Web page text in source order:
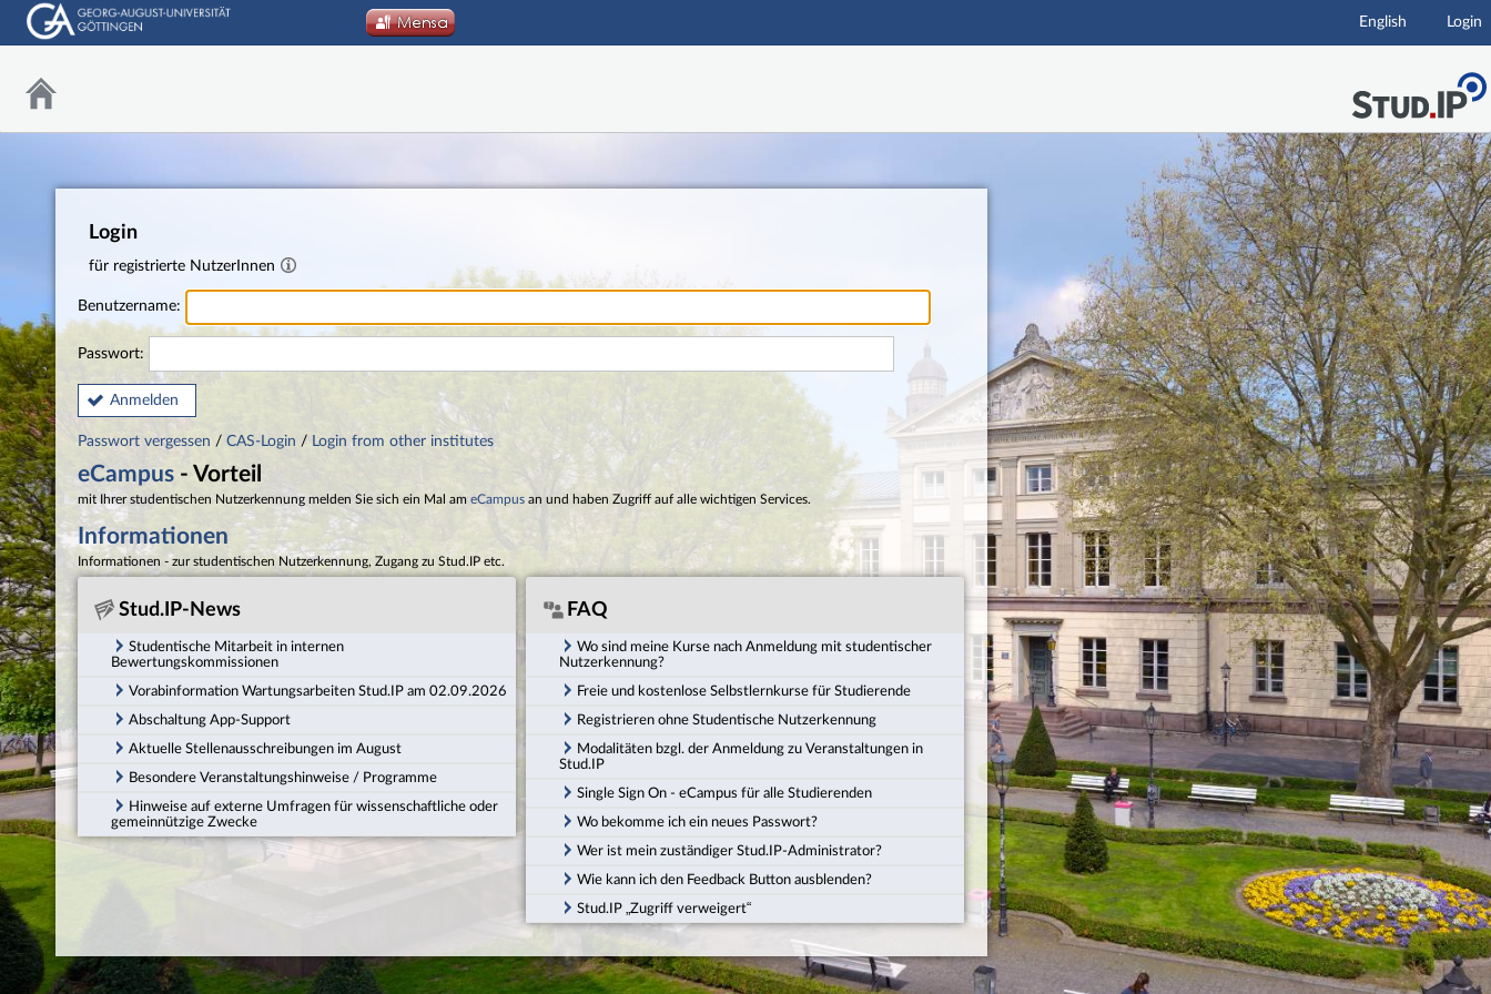
Hauptnavigation
English Login
Login
für registrierte NutzerInnen
Benutzername:
Passwort:
Anmelden
Passwort vergessen / CAS-Login / Login from other institutes
eCampus - Vorteil
mit Ihrer studentischen Nutzerkennung melden Sie sich ein Mal am eCampus an und haben Zugriff auf alle wichtigen Services.
Informationen
Informationen - zur studentischen Nutzerkennung, Zugang zu Stud.IP etc.
Stud.IP-News
Studentische Mitarbeit in internen
Bewertungskommissionen
Vorabinformation Wartungsarbeiten Stud.IP am 02.09.2026
Abschaltung App-Support
Aktuelle Stellenausschreibungen im August
Besondere Veranstaltungshinweise / Programme
Hinweise auf externe Umfragen für wissenschaftliche oder
gemeinnützige Zwecke
FAQ
Wo sind meine Kurse nach Anmeldung mit studentischer
Nutzerkennung?
Freie und kostenlose Selbstlernkurse für Studierende
Registrieren ohne Studentische Nutzerkennung
Modalitäten bzgl. der Anmeldung zu Veranstaltungen in
Stud.IP
Single Sign On - eCampus für alle Studierenden
Wo bekomme ich ein neues Passwort?
Wer ist mein zuständiger Stud.IP-Administrator?
Wie kann ich den Feedback Button ausblenden?
Stud.IP „Zugriff verweigert“